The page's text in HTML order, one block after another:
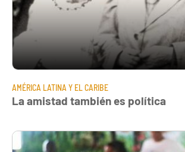
AMÉRICA LATINA Y EL CARIBE
La amistad también es política